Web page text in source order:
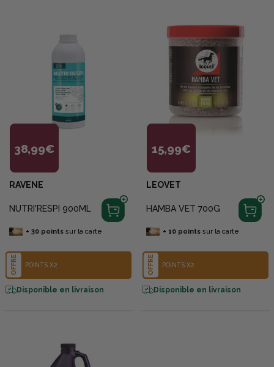
38,99€
RAVENE
NUTRI'RESPI 900ML
+ 30pointssur la carte
OFFRE POINTS X2
Disponible en livraison
15,99€
LEOVET
HAMBA VET 700G
+ 10pointssur la carte
OFFRE POINTS X2
Disponible en livraison